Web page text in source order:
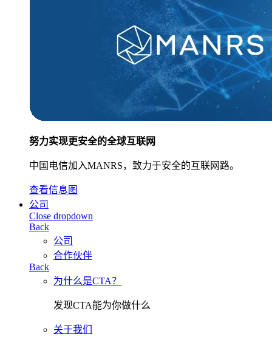
努力实现更安全的全球互联网
中国电信加入MANRS，致力于安全的互联网路。
查看信息图
公司
Close dropdown
Back
公司
合作伙伴
Back
为什么是CTA？
发现CTA能为你做什么
关于我们